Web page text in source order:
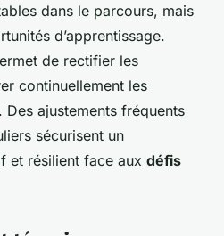
dans le parcours, mais
d’apprentissage.
de rectifier les
continuellement les
ajustements fréquents
sécurisent un
et résilient face aux défis